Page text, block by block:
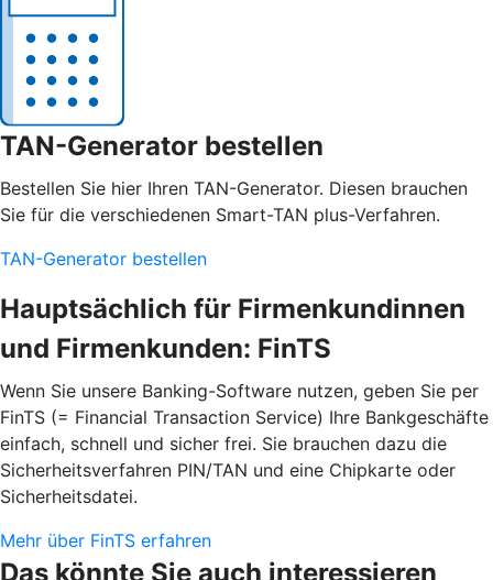
TAN-Generator bestellen
Bestellen Sie hier Ihren TAN-Generator. Diesen brauchen
Sie für die verschiedenen Smart-TAN plus-Verfahren.
TAN-Generator bestellen
Hauptsächlich für Firmenkundinnen
und Firmenkunden: FinTS
Wenn Sie unsere Banking-Software nutzen, geben Sie per
FinTS (= Financial Transaction Service) Ihre Bankgeschäfte
einfach, schnell und sicher frei. Sie brauchen dazu die
Sicherheitsverfahren PIN/TAN und eine Chipkarte oder
Sicherheitsdatei.
Mehr über FinTS erfahren
Das könnte Sie auch interessieren